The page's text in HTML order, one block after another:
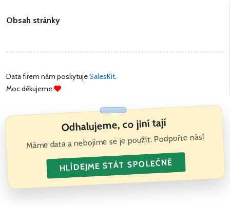
Obsah stránky
Data firem nám poskytujeSalesKit.
Moc děkujeme
Odhalujeme, co jiní tají
Máme data a nebojíme se je použít. Podpořte nás!
HLÍDEJME STÁT SPOLEČNĚ